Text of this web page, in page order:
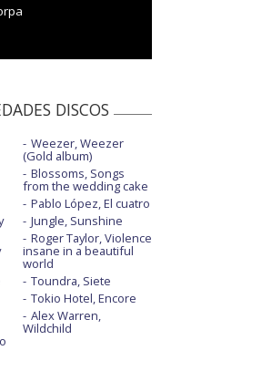
DISCOS
Weezer, Weezer
(Gold album)
Blossoms, Songs
from the wedding cake
Pablo López, El cuatro
Jungle, Sunshine
Roger Taylor, Violence
insane in a beautiful
world
Toundra, Siete
Tokio Hotel, Encore
Alex Warren,
Wildchild